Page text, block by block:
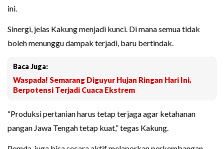
ini.
Sinergi, jelas Kakung menjadi kunci. Di mana semua tidak
boleh menunggu dampak terjadi, baru bertindak.
Baca Juga:
Waspada! Semarang Diguyur Hujan Ringan Hari Ini,
Berpotensi Terjadi Cuaca Ekstrem
“Produksi pertanian harus tetap terjaga agar ketahanan
pangan Jawa Tengah tetap kuat,” tegas Kakung.